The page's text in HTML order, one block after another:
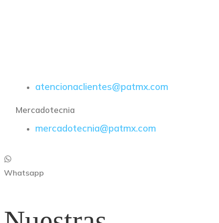
atencionaclientes@patmx.com
Mercadotecnia
mercadotecnia@patmx.com
Whatsapp